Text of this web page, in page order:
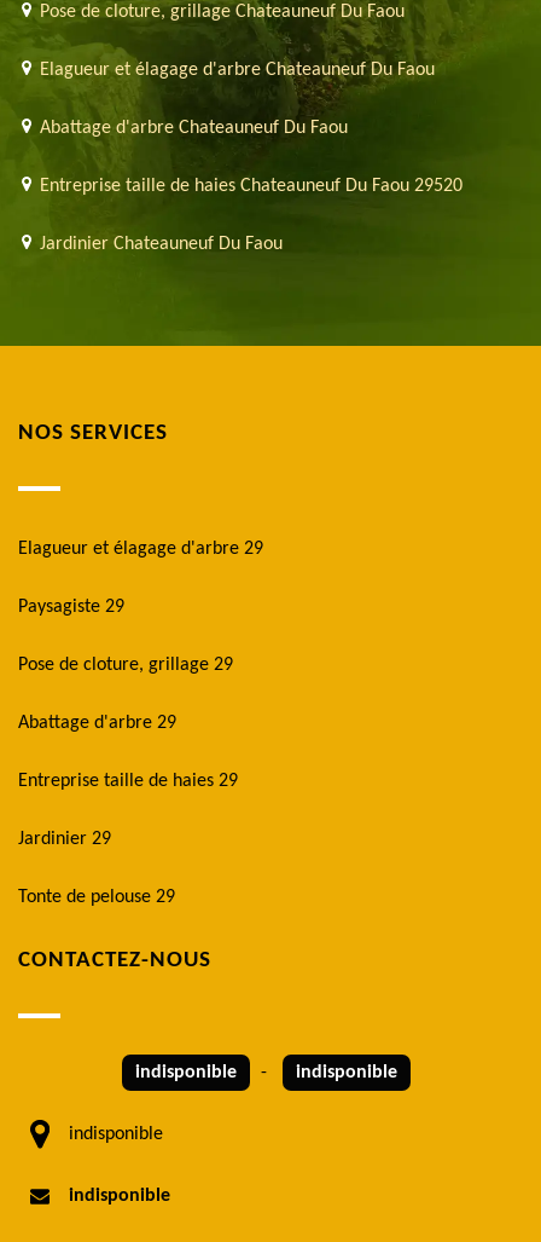
Pose de cloture, grillage Chateauneuf Du Faou
Elagueur et élagage d'arbre Chateauneuf Du Faou
Abattage d'arbre Chateauneuf Du Faou
Entreprise taille de haies Chateauneuf Du Faou 29520
Jardinier Chateauneuf Du Faou
NOS SERVICES
Elagueur et élagage d'arbre 29
Paysagiste 29
Pose de cloture, grillage 29
Abattage d'arbre 29
Entreprise taille de haies 29
Jardinier 29
Tonte de pelouse 29
CONTACTEZ-NOUS
indisponible - indisponible
indisponible
indisponible